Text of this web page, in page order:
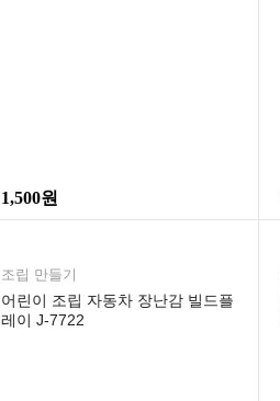
1,500원
조립 만들기
어린이 조립 자동차 장난감 빌드플
레이 J-7722